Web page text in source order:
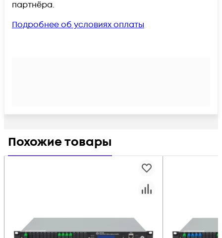
партнёра.
Подробнее об условиях оплаты
Похожие товары